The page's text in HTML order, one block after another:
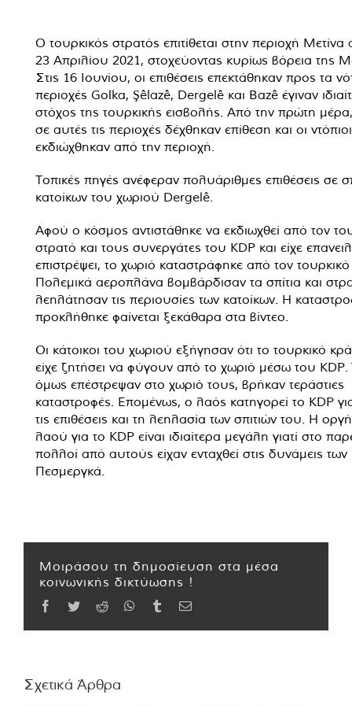
Ο τουρκικός στρατός επιτίθεται στην περιοχή Μετίνα
23 Απριλίου 2021, στοχεύοντας κυρίως βόρεια της
Στις 16 Ιουνίου, οι επιθέσεις επεκτάθηκαν προς τα
περιοχές Golka, Şêlazê, Dergelê και Bazê έγιναν
στόχος της τουρκικής εισβολής. Από την πρώτη
σε αυτές τις περιοχές δέχθηκαν επίθεση και οι ντόπιοι
εκδιώχθηκαν από την περιοχή.
Τοπικές πηγές ανέφεραν πολυάριθμες επιθέσεις σε
κατοίκων του χωριού Dergelê.
Αφού ο κόσμος αντιστάθηκε να εκδιωχθεί από τον
στρατό και τους συνεργάτες του KDP και είχε
επιστρέψει, το χωριό καταστράφηκε από τον
Πολεμικά αεροπλάνα βομβάρδισαν τα σπίτια και
λεηλάτησαν τις περιουσίες των κατοίκων. Η
προκλήθηκε φαίνεται ξεκάθαρα στα βίντεο.
Οι κάτοικοι του χωριού εξήγησαν ότι το τουρκικό
είχε ζητήσει να φύγουν από το χωριό μέσω του
όμως επέστρεψαν στο χωριό τους, βρήκαν τεράστιες
καταστροφές. Επομένως, ο λαός κατηγορεί το KDP
τις επιθέσεις και τη λεηλασία των σπιτιών του. Η
λαού για το KDP είναι ιδιαίτερα μεγάλη γιατί στο
πολλοί από αυτούς είχαν ενταχθεί στις δυνάμεις των
Πεσμεργκά.
Μοιράσου τη δημοσίευση στα μέσα
κοινωνικής δικτύωσης !
Facebook
TwitterReddit WhatsApp
TumblrEmail
Σχετικά Άρθρα